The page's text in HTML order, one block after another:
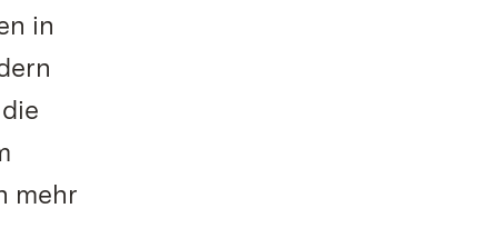
in
mehr